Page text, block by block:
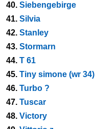
40. Siebengebirge
41. Silvia
42. Stanley
43. Stormarn
44. T 61
45. Tiny simone (wr 34)
46. Turbo ?
47. Tuscar
48. Victory